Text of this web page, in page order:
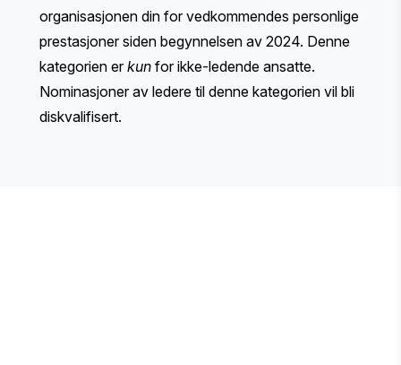
organisasjonen din for vedkommendes personlige
prestasjoner siden begynnelsen av 2024. Denne
kategorien erkun for ikke-ledende ansatte.
Nominasjoner av ledere til denne kategorien vil bli
diskvalifisert.